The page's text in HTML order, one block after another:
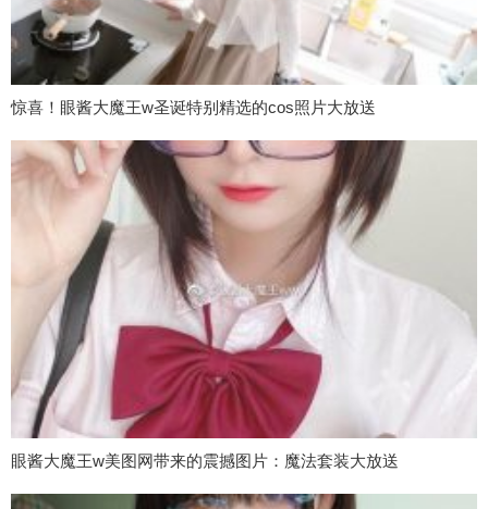
惊喜！眼酱大魔王w圣诞特别精选的cos照片大放送
眼酱大魔王w美图网带来的震撼图片：魔法套装大放送